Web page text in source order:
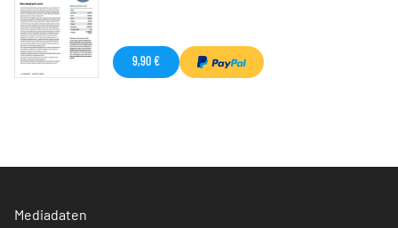
9,90 €
Mediadaten